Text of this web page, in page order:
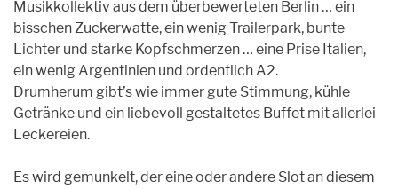
Musikkollektiv aus dem überbewerteten Berlin … ein
bisschen Zuckerwatte, ein wenig Trailerpark, bunte
Lichter und starke Kopfschmerzen … eine Prise Italien,
ein wenig Argentinien und ordentlich A2.
Drumherum gibt’s wie immer gute Stimmung, kühle
Getränke und ein liebevoll gestaltetes Buffet mit allerlei
Leckereien.
Es wird gemunkelt, der eine oder andere Slot an diesem